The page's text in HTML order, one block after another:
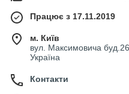
Працює з 17.11.2019
м. Київ
вул. Максимовича
Україна
Контакти